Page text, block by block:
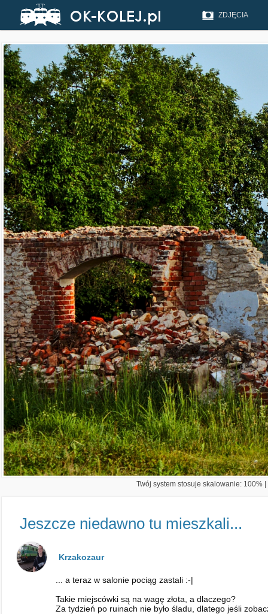
ZDJĘCIA
Twój system stosuje skalowanie: 100%
Jeszcze niedawno tu mieszkali...
Krzakozaur
... a teraz w salonie pociąg zastali :⁠-⁠|
Takie miejscówki są na wagę złota, a dlaczego?
Za tydzień po ruinach nie było śladu, dlatego jeśli